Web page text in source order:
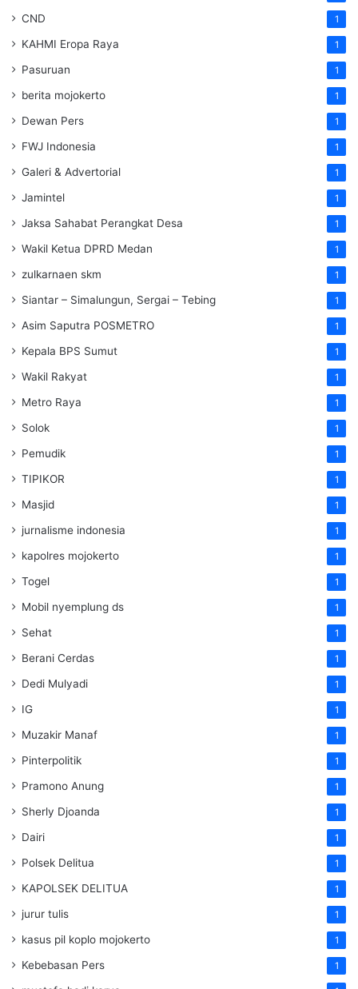
CND 1
KAHMI Eropa Raya 1
Pasuruan 1
berita mojokerto 1
Dewan Pers 1
FWJ Indonesia 1
Galeri & Advertorial 1
Jamintel 1
Jaksa Sahabat Perangkat Desa 1
Wakil Ketua DPRD Medan 1
zulkarnaen skm 1
Siantar – Simalungun, Sergai – Tebing 1
Asim Saputra POSMETRO 1
Kepala BPS Sumut 1
Wakil Rakyat 1
Metro Raya 1
Solok 1
Pemudik 1
TIPIKOR 1
Masjid 1
jurnalisme indonesia 1
kapolres mojokerto 1
Togel 1
Mobil nyemplung ds 1
Sehat 1
Berani Cerdas 1
Dedi Mulyadi 1
IG 1
Muzakir Manaf 1
Pinterpolitik 1
Pramono Anung 1
Sherly Djoanda 1
Dairi 1
Polsek Delitua 1
KAPOLSEK DELITUA 1
jurur tulis 1
kasus pil koplo mojokerto 1
Kebebasan Pers 1